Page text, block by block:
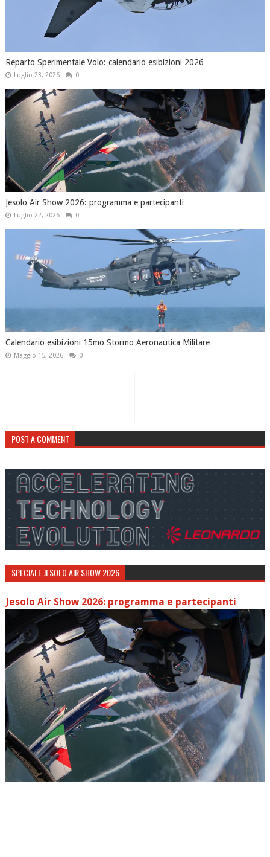
Reparto Sperimentale Volo: calendario esibizioni 2026
Luglio 23, 2026 0
Jesolo Air Show 2026: programma e partecipanti
Luglio 22, 2026 0
Calendario esibizioni 15mo Stormo Aeronautica Militare
Maggio 15, 2026 0
POST A COMMENT
SPECIALE JESOLO AIR SHOW 2026
Jesolo Air Show 2026: programma e partecipanti